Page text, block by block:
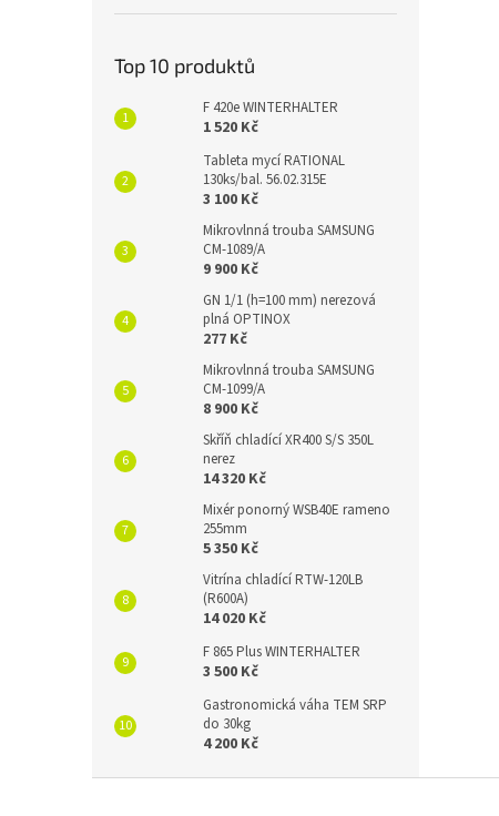
Top 10 produktů
F 420e WINTERHALTER
1 520 Kč
Tableta mycí RATIONAL
130ks/bal. 56.02.315E
3 100 Kč
Mikrovlnná trouba SAMSUNG
CM-1089/A
9 900 Kč
GN 1/1 (h=100 mm) nerezová
plná OPTINOX
277 Kč
Mikrovlnná trouba SAMSUNG
CM-1099/A
8 900 Kč
Skříň chladící XR400 S/S 350L
nerez
14 320 Kč
Mixér ponorný WSB40E rameno
255mm
5 350 Kč
Vitrína chladící RTW-120LB
(R600A)
14 020 Kč
F 865 Plus WINTERHALTER
3 500 Kč
Gastronomická váha TEM SRP
do 30kg
4 200 Kč